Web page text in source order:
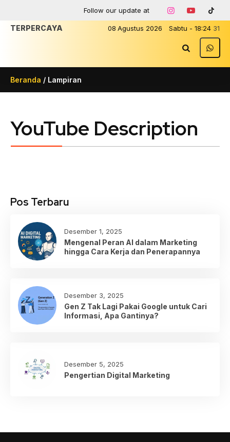
Follow our update at
08 Agustus 2026 Sabtu - 18:24 31
TERPERCAYA
Beranda / Lampiran
YouTube Description
Pos Terbaru
Desember 1, 2025
Mengenal Peran AI dalam Marketing
hingga Cara Kerja dan Penerapannya
Desember 3, 2025
Gen Z Tak Lagi Pakai Google untuk Cari
Informasi, Apa Gantinya?
Desember 5, 2025
Pengertian Digital Marketing